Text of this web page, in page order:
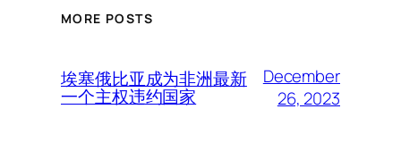
MORE POSTS
埃塞俄比亚成为非洲最新
一个主权违约国家
December
26, 2023